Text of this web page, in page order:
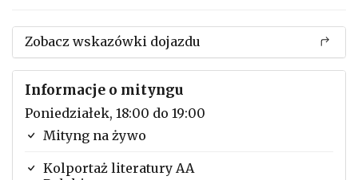
Zobacz wskazówki dojazdu
Informacje o mityngu
Poniedziałek, 18:00 do 19:00
Mityng na żywo
Kolportaż literatury AA